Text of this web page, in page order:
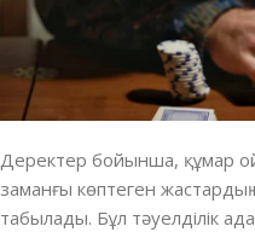
Деректер бойынша, құмар
заманғы көптеген
табылады. Бұл тәуелділік